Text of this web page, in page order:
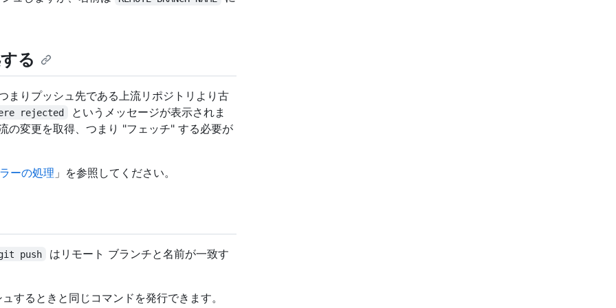
る
まりプッシュ先である上流リポジトリより古
rejected
というメッセージが表示されま
の変更を取得、つまり "フェッチ" する必要が
ーの処理 」を参照してください。
push はリモート ブランチと名前が一致す
するときと同じコマンドを発行できます。